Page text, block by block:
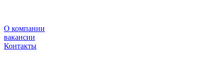
О компании
вакансии
Контакты